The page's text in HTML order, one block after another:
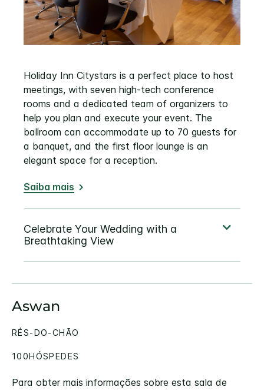
Holiday Inn Citystars is a perfect place to host
meetings, with seven high-tech conference
rooms and a dedicated team of organizers to
help you plan and execute your event. The
ballroom can accommodate up to 70 guests for
a banquet, and the first floor lounge is an
elegant space for a reception.
Saiba mais
Aswan
Para obter mais informações sobre esta sala de
RÉS-DO-CHÃO
100HÓSPEDES